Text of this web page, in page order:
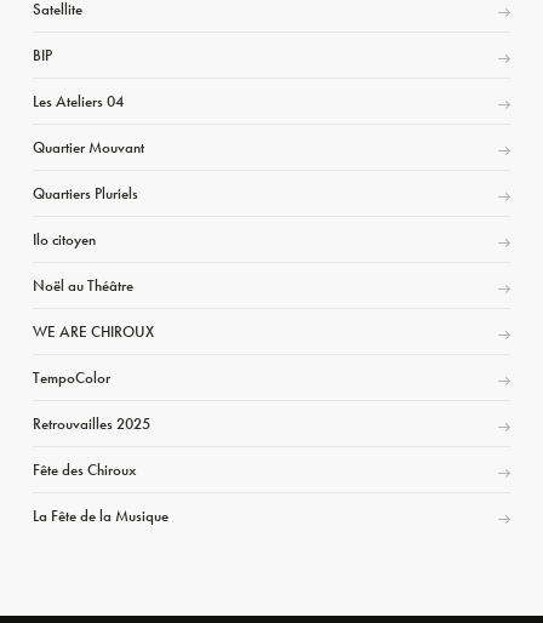
Satellite
BIP
Les Ateliers 04
Quartier Mouvant
Quartiers Pluriels
Ilo citoyen
Noël au Théâtre
WE ARE CHIROUX
TempoColor
Retrouvailles 2025
Fête des Chiroux
La Fête de la Musique